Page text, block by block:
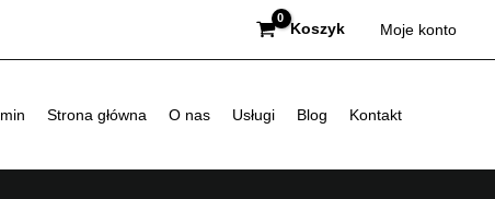
Koszyk Moje konto
Strona główna O nas Usługi Blog Kontakt